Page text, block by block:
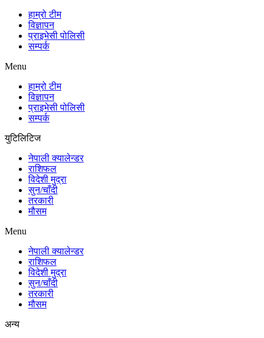
हाम्रो टीम
विज्ञापन
प्राइभेसी पोलिसी
सम्पर्क
Menu
हाम्रो टीम
विज्ञापन
प्राइभेसी पोलिसी
सम्पर्क
युटिलिटिज
नेपाली क्यालेन्डर
राशिफल
विदेशी मुद्रा
सुन/चाँदी
तरकारी
मौसम
Menu
नेपाली क्यालेन्डर
राशिफल
विदेशी मुद्रा
सुन/चाँदी
तरकारी
मौसम
अन्य